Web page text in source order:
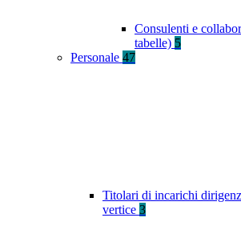
Consulenti e
tabelle) 5
Personale 47
Titolari di incarichi
vertice 3